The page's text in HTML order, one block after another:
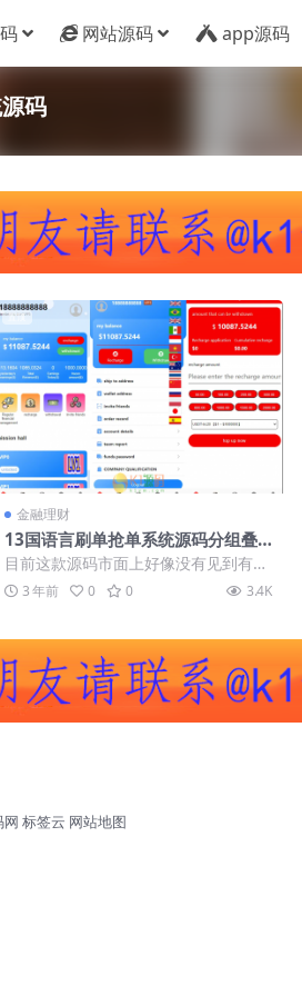
网站源码 app源码
码
置顶
金融理财
13国语言刷单抢单系统源码分组叠
加组打针
目前这款源码市面上好像没有见到有流
通过 有13个语种可切换。 这个打针不
知道是干...
3 年前 0 0 3.4K
网 标签云 网站地图